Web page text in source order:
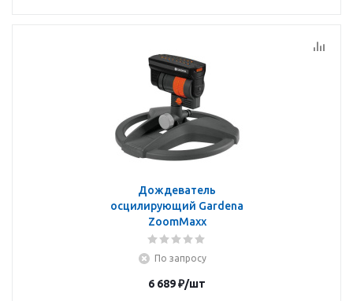
Дождеватель
осцилирующий Gardena
ZoomMaxx
По запросу
6 689₽/шт